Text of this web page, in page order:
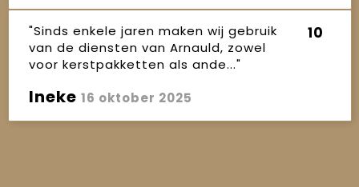
"Sinds enkele jaren maken wij gebruik
van de diensten van Arnauld, zowel
voor kerstpakketten als ande..."
10
Ineke 16 oktober 2025